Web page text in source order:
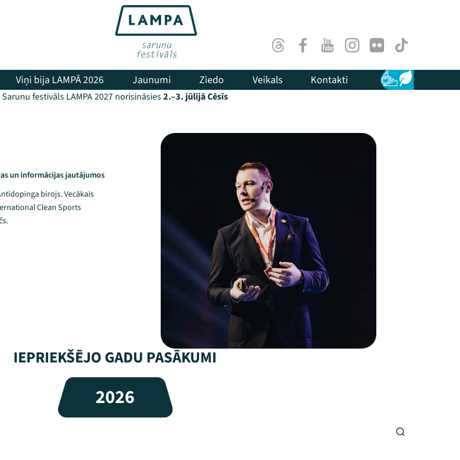
ThreadsFacebookYoutubeInstagram
Flick TikTok
Viņi bija LAMPĀ 2026 Jaunumi Ziedo Veikals Kontakti Pieejamība
Ilgtspēja
Sarunu festivāls LAMPA 2027 norisināsies 2.–3. jūlijā Cēsīs
un informācijas jautājumos
birojs. Vecākais
Clean Sports
IEPRIEKŠĒJO GADU PASĀKUMI
2026